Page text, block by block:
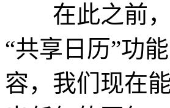
在此之前，
“共享日历”功
容，我们现在